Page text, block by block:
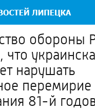
обороны
нарушать
перемирие
81-й